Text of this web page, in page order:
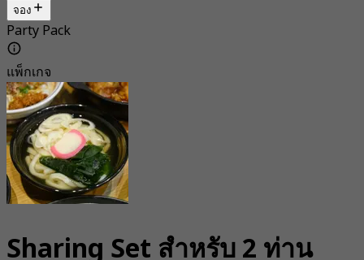
จอง
Party Pack
แพ็กเกจ
Sharing Set สำหรับ 2 ท่าน